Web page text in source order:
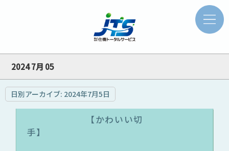
2024 7月 05
日別アーカイブ: 2024年7月5日
【かわいい切
手